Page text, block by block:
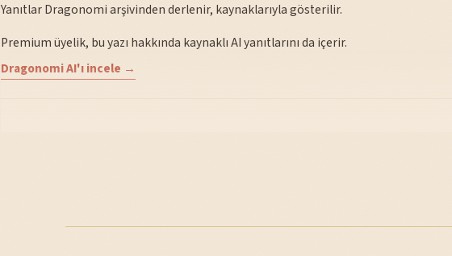
Yanıtlar Dragonomi arşivinden derlenir, kaynaklarıyla gösterilir.
Premium üyelik, bu yazı hakkında kaynaklı AI yanıtlarını da içerir.
Dragonomi AI'ı incele →